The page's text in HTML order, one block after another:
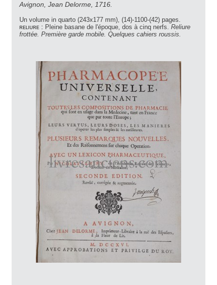
Avignon, Jean Delorme, 1716.
Un volume in quarto (243x177 mm), (14)-1100-(42) pages.
reliure : Pleine basane de l'époque, dos à cinq nerfs. Reliure
frottée. Première garde mobile. Quelques cahiers roussis.